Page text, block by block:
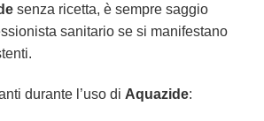
senza ricetta, è sempre saggio
sanitario se si manifestano
durante l’uso di Aquazide: